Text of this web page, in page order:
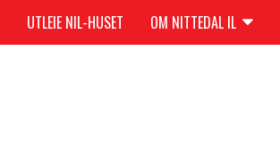
UTLEIE NIL-HUSET OM NITTEDAL IL